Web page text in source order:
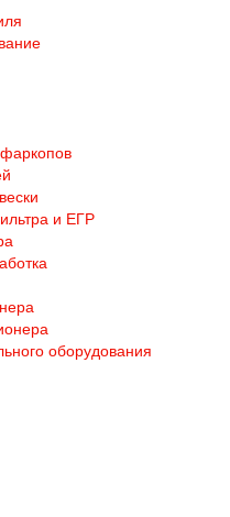
и ЕГР
оборудования